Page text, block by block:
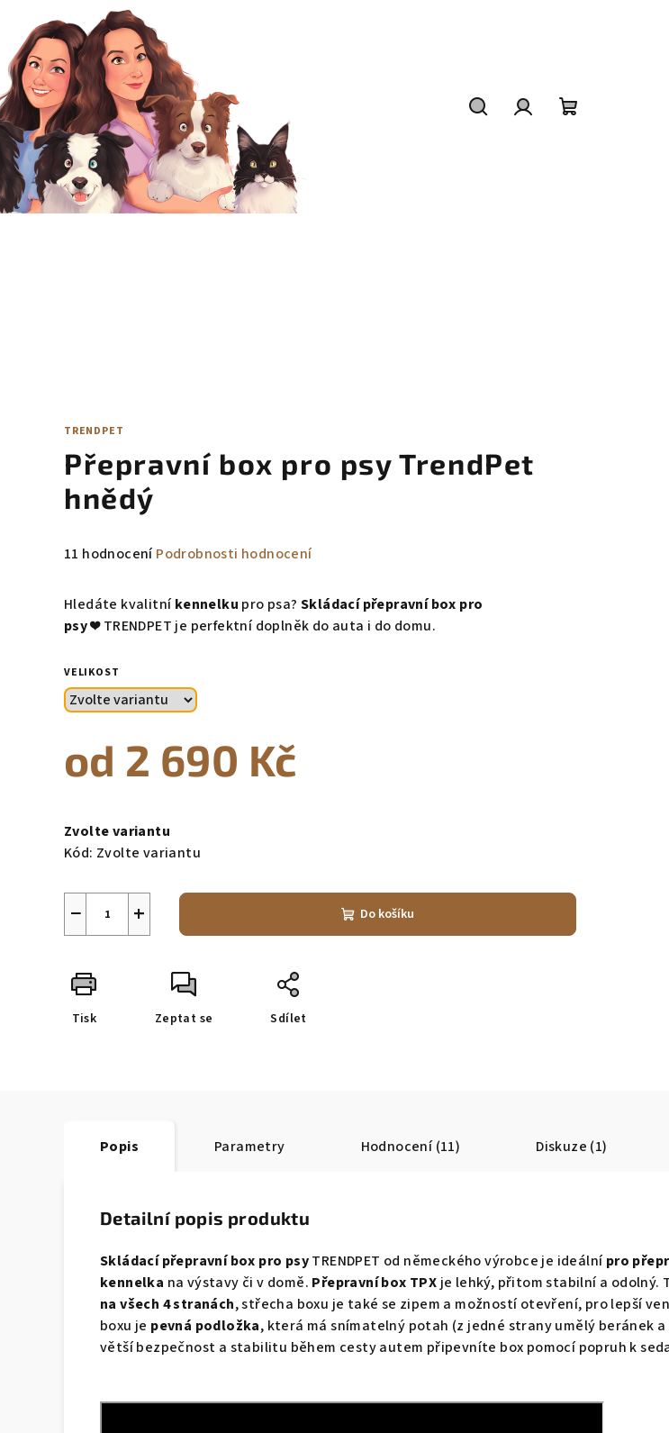
TRENDPET
Přepravní box pro psy TrendPet
hnědý
Průměrné
produktu
5,0
5
hvězdiček.
11 hodnoceníPodrobnosti hodnocení
Hledáte kvalitníkennelku pro psa? Skládací přepravní box pro
psy❤️️TRENDPET je perfektní doplněk do auta i do domu.
VELIKOST
od 2 690 Kč
cena:
Zvolte variantu
Kód: Zvolte variantu
+
− Do košíku
Tisk Zeptat se Sdílet
Popis Parametry Hodnocení (11) Diskuze (1)
Detailní popis produktu
Skládací přepravní box pro psyTRENDPET od německého výrobce je ideálnípro
kennelka na výstavy či v domě. Přepravní box TPX je lehký, přitom stabilní a odolný.
na všech 4 stranách, střecha boxu je také se zipem a možností otevření, pro lepší
boxu je pevná podložka, která má snímatelný potah (z jedné strany umělý beránek
větší bezpečnost a stabilitu během cesty autem připevníte box pomocí popruh k